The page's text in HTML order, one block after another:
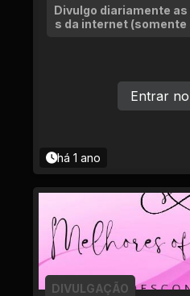
Divulgo diariamente
s da internet
há 1 ano
Entrar
DIVULGAÇÃO